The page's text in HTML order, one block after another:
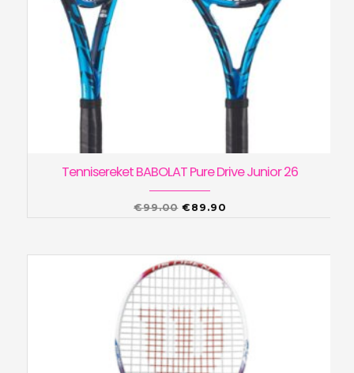
Tennisereket BABOLAT Pure Drive Junior 26
€99.00 Algne
€99.00.
€ 89.90